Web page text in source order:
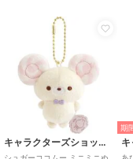
キャラクターズショップ ラフラフ
シュガーココムー ミニミニぬ
期
あ